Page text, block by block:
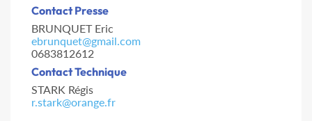
Contact Presse
BRUNQUET Eric
ebrunquet@gmail.com
0683812612
Contact Technique
STARK Régis
r.stark@orange.fr